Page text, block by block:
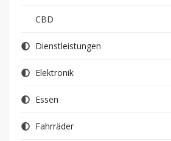
CBD
Dienstleistungen
Elektronik
Essen
Fahrräder